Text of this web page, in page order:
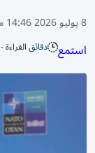
8 يوليو 2026 14:46 مساء
استمع دقائق القراءة - 1